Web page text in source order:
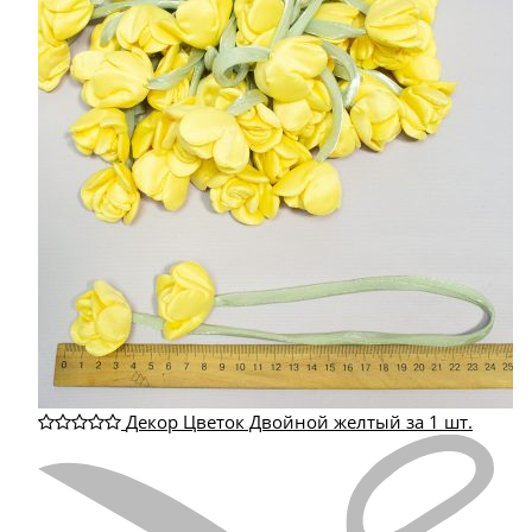
Декор Цветок Двойной желтый за 1 шт.